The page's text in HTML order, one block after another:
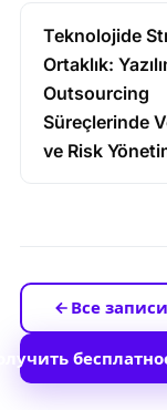
Teknolojide
Ortaklık:
Outsourcing
Süreçlerinde
ve Risk
Все